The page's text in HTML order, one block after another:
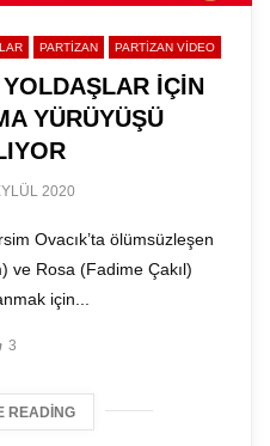
PARTİZAN PARTIZAN VIDEO
İÇİN
YÜRÜYÜŞÜ
2020
Ovacık’ta ölümsüzleşen
ve Rosa (Fadime Çakıl)
için...
3
READING